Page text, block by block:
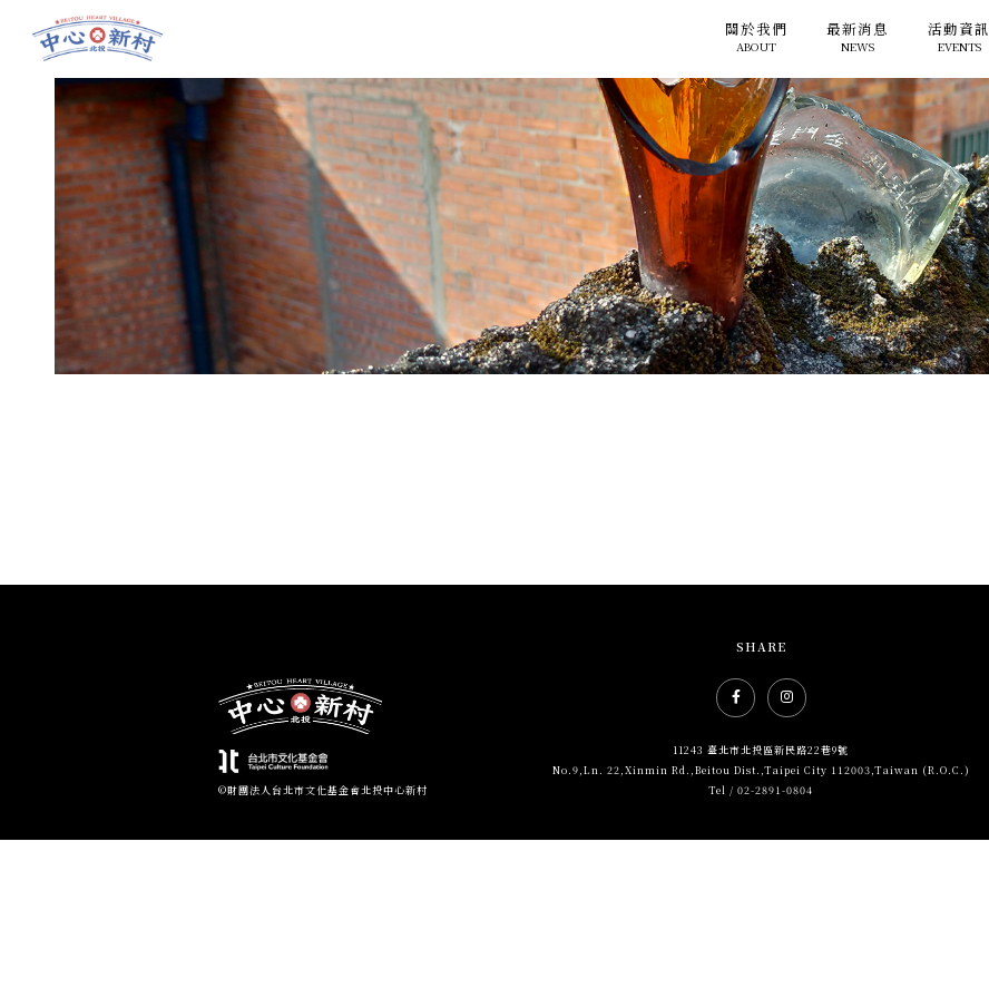
關於我們
ABOUT
最新消息
NEWS
活動資訊
EVENTS
©財團法人台北市文化基金會北投中心新村
SHARE
Facebook社群網站icon
Instagram社群網站icon
11243 臺北市北投區新民路22巷9號
No.9,Ln. 22,Xinmin Rd.,Beitou Dist.,Taipei City 112003,Taiwan (R.O.C.)
Tel / 02-2891-0804